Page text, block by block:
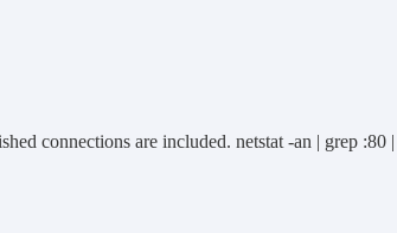
connections are included. netstat -an | grep